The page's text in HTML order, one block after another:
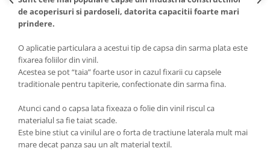
de acoperisuri si pardoseli, datorita capacitii foarte mari
prindere.
O aplicatie particulara a acestui tip de capsa din sarma plata este
fixarea foliilor din vinil.
Acestea se pot “taia” foarte usor in cazul fixarii cu capsele
traditionale pentru tapiterie, confectionate din sarma fina.
Atunci cand o capsa lata fixeaza o folie din vinil riscul ca
materialul sa fie taiat scade.
Este bine stiut ca vinilul are o forta de tractiune laterala mult mai
mare decat panza sau un alt material textil.